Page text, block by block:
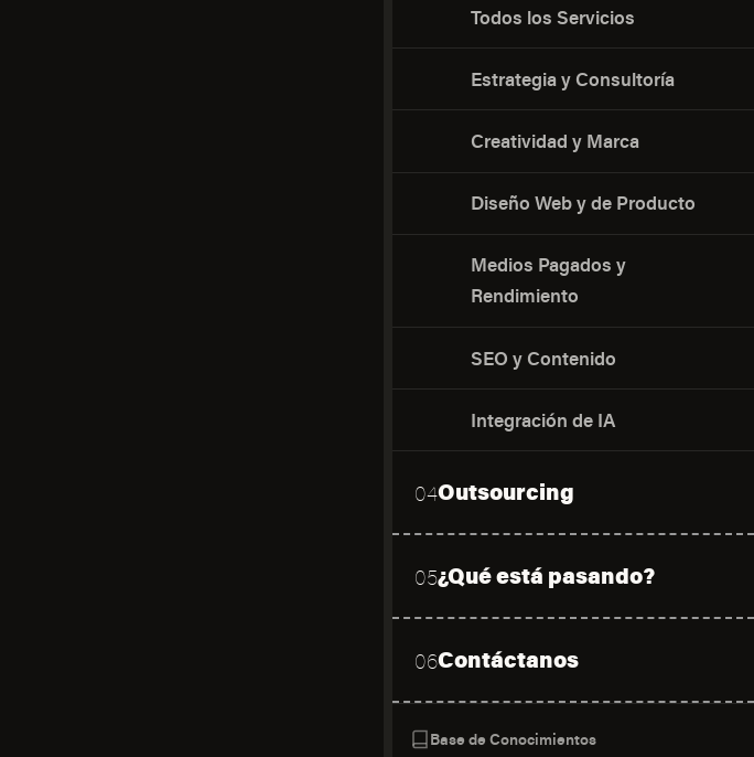
Todos los Servicios
Estrategia y Consultoría
Creatividad y Marca
Diseño Web y de Producto
Medios Pagados y
Rendimiento
SEO y Contenido
Integración de IA
04Outsourcing
05¿Qué está pasando?
06Contáctanos
Base de Conocimientos